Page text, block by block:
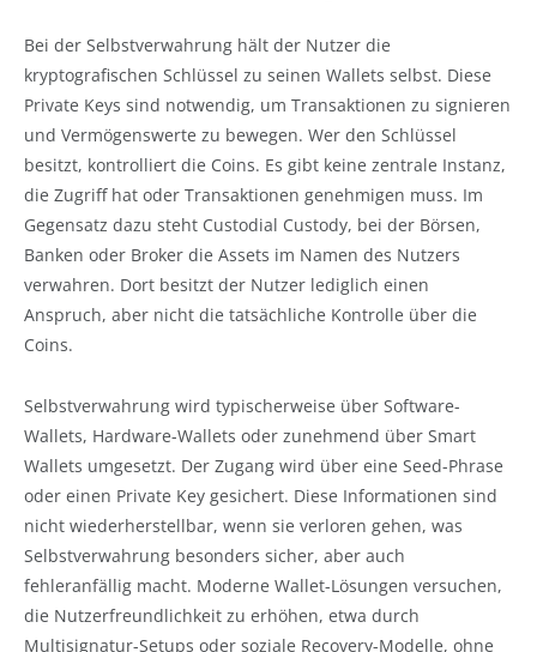
Bei der Selbstverwahrung hält der Nutzer die
kryptografischen Schlüssel zu seinen Wallets selbst. Diese
Private Keys sind notwendig, um Transaktionen zu signieren
und Vermögenswerte zu bewegen. Wer den Schlüssel
besitzt, kontrolliert die Coins. Es gibt keine zentrale Instanz,
die Zugriff hat oder Transaktionen genehmigen muss. Im
Gegensatz dazu steht Custodial Custody, bei der Börsen,
Banken oder Broker die Assets im Namen des Nutzers
verwahren. Dort besitzt der Nutzer lediglich einen
Anspruch, aber nicht die tatsächliche Kontrolle über die
Coins.
Selbstverwahrung wird typischerweise über Software-
Wallets, Hardware-Wallets oder zunehmend über Smart
Wallets umgesetzt. Der Zugang wird über eine Seed-Phrase
oder einen Private Key gesichert. Diese Informationen sind
nicht wiederherstellbar, wenn sie verloren gehen, was
Selbstverwahrung besonders sicher, aber auch
fehleranfällig macht. Moderne Wallet-Lösungen versuchen,
die Nutzerfreundlichkeit zu erhöhen, etwa durch
Multisignatur-Setups oder soziale Recovery-Modelle, ohne